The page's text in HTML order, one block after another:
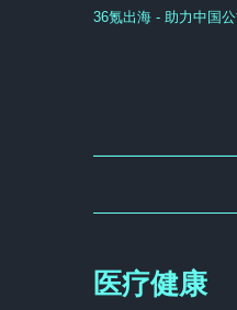
36氪出海 - 助力中国
医疗健康